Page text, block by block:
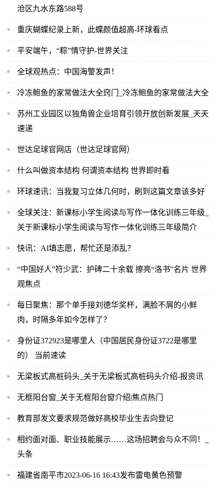
沧区九水东路588号
重庆蝴蝶纪录上新，此蝶颜值超高-环球看点
平安端午，“粽”情守护-世界关注
全球观热点：中国海警发声！
冷冻鲍鱼的家常做法大全窍门_冷冻鲍鱼的家常做法大全
苏州工业园区以独角兽企业培育引领开放创新发展_天天
速递
世达足球官网店（世达足球官网）
什么叫做资本结构 何谓资本结构 世界即时看
环球速讯：当我复习立体几何时，刷到这篇文章该多好
全球关注：新课标小学生阅读与写作一体化训练三年级_
关于新课标小学生阅读与写作一体化训练三年级简介
快讯：AI填志愿，帮忙还是添乱？
“中国好人”符少武：护碑二十余载 擦亮“洛书”名片 世界
观焦点
每日聚焦：那个单手接刘德华奖杯，满脸不屑的小鲜
肉，时隔多年如今怎样了？
身份证372923是哪里人（中国居民身份证3722是哪里
的） 当前速读
无梁板式高桩码头_关于无梁板式高桩码头介绍-报资讯
无框阳台窗_关于无框阳台窗介绍|焦点热门
教育部发文要求规范做好高校毕业生去向登记
相约面对面、职业技能展示……这场招聘会与众不同！_
头条
福建省南平市2023-06-16 16:43发布雷电黄色预警